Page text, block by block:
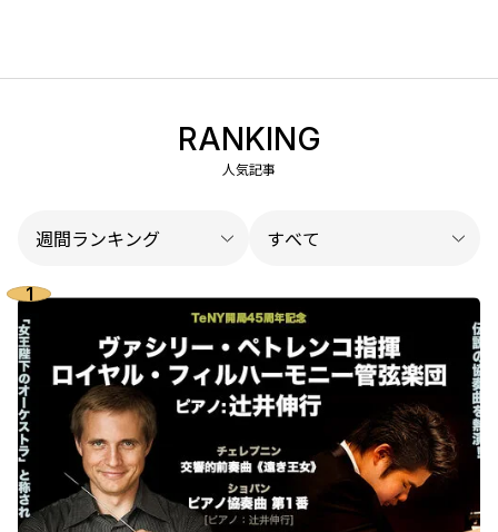
RANKING
人気記事